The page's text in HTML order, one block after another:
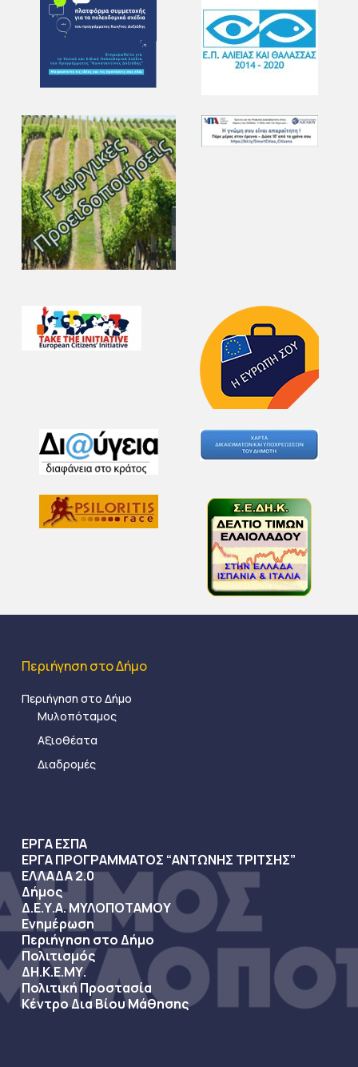
Περιήγηση στο Δήμο
Περιήγηση στο Δήμο
Μυλοπόταμος
Αξιοθέατα
Διαδρομές
ΕΡΓΑ ΕΣΠΑ
ΕΡΓΑ ΠΡΟΓΡΑΜΜΑΤΟΣ “ΑΝΤΩΝΗΣ ΤΡΙΤΣΗΣ”
ΕΛΛΑΔΑ 2.0
Δήμος
Δ.Ε.Υ.Α. ΜΥΛΟΠΟΤΑΜΟΥ
Ενημέρωση
Περιήγηση στο Δήμο
Πολιτισμός
ΔΗ.Κ.Ε.ΜΥ.
Πολιτική Προστασία
Κέντρο Δια Βίου Μάθησης